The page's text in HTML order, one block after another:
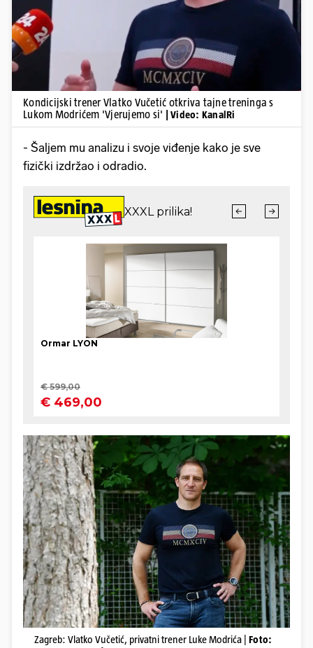
Kondicijski trener Vlatko Vučetić otkriva tajne treninga s
Lukom Modrićem 'Vjerujemo si'
| Video: KanalRi
- Šaljem mu analizu i svoje viđenje kako je sve
fizički izdržao i odradio.
Zagreb: Vlatko Vučetić, privatni trener Luke Modrića | Foto: